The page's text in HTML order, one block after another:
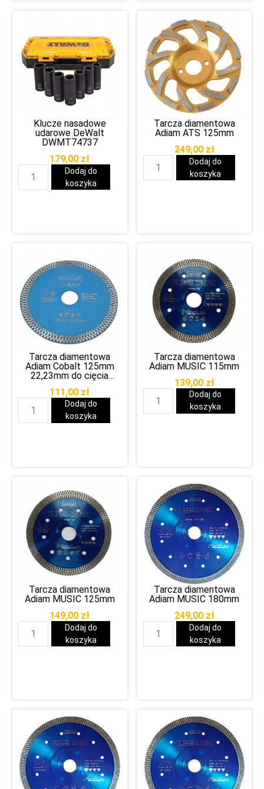
Klucze nasadowe
udarowe DeWalt
DWMT74737
179,00 zł
Dodaj do
koszyka
Tarcza diamentowa
Adiam ATS 125mm
249,00 zł
Dodaj do
koszyka
Tarcza diamentowa
Adiam Cobalt 125mm
22,23mm do cięcia
111,00 zł
Dodaj do
koszyka
Tarcza diamentowa
Adiam MUSIC 115mm
139,00 zł
Dodaj do
koszyka
Tarcza diamentowa
Adiam MUSIC 125mm
149,00 zł
Dodaj do
koszyka
Tarcza diamentowa
Adiam MUSIC 180mm
249,00 zł
Dodaj do
koszyka